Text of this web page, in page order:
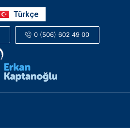
Türkçe
العربية
0 (506) 602 49 00